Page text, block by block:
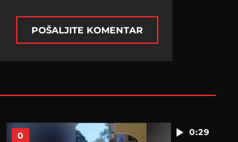
POŠALJITE KOMENTAR
0:29
0